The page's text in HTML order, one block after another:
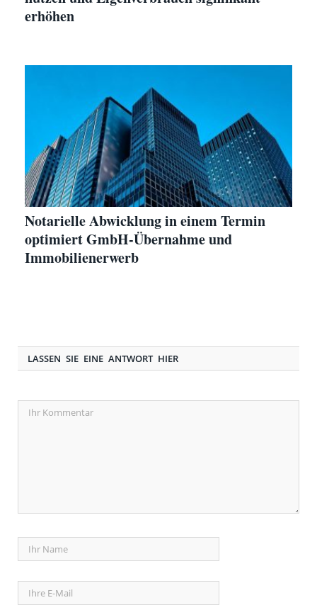
erhöhen
Notarielle Abwicklung in einem Termin
optimiert GmbH-Übernahme und
Immobilienerwerb
LASSEN SIE EINE ANTWORT HIER